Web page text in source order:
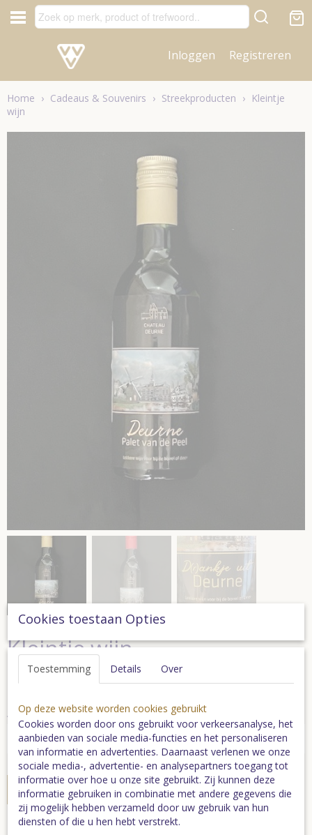
Inloggen Registreren
Home › Cadeaus & Souvenirs › Streekproducten › Kleintje
wijn
Kleintje wijn
€ 3,50 (inclusief btw 9%)
Aantal
In winkelwagen
Kleintje wijn met Deurne-etiket
Cookies toestaan Opties
Toestemming Details Over
Op deze website worden cookies gebruikt
Cookies worden door ons gebruikt voor verkeersanalyse, het
aanbieden van sociale media-functies en het personaliseren
van informatie en advertenties. Daarnaast verlenen we onze
sociale media-, advertentie- en analysepartners toegang tot
informatie over hoe u onze site gebruikt. Zij kunnen deze
informatie gebruiken in combinatie met andere gegevens die
zij mogelijk hebben verzameld door uw gebruik van hun
diensten of die u hen hebt verstrekt.